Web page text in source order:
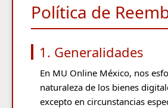
Política de
1. Generalidades
En MU Online México, nos
naturaleza de los bienes
excepto en circunstancias